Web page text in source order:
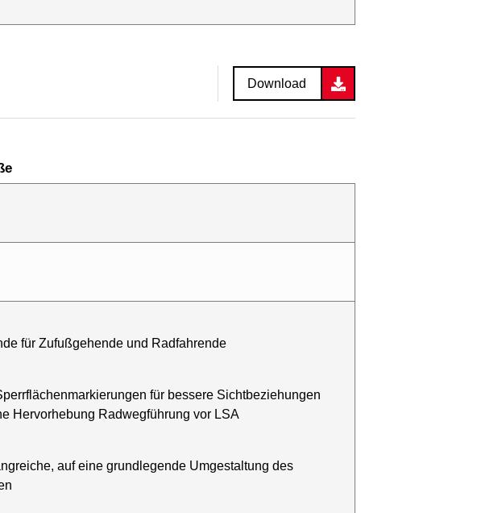
Download
für Zufußgehende und Radfahrende
für bessere Sichtbeziehungen
Hervorhebung Radwegführung vor LSA
auf eine grundlegende Umgestaltung des